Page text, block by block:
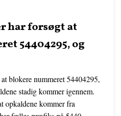
har forsøgt at
54404295, og
blokere nummeret 54404295,
stadig kommer igennem.
opkaldene kommer fra